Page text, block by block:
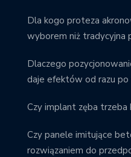
Dla kogo proteza
wyborem niż tradycyjna
Dlaczego
daje efektów od razu po
Czy implant zęba trzeba
Czy panele imitujące
rozwiązaniem do